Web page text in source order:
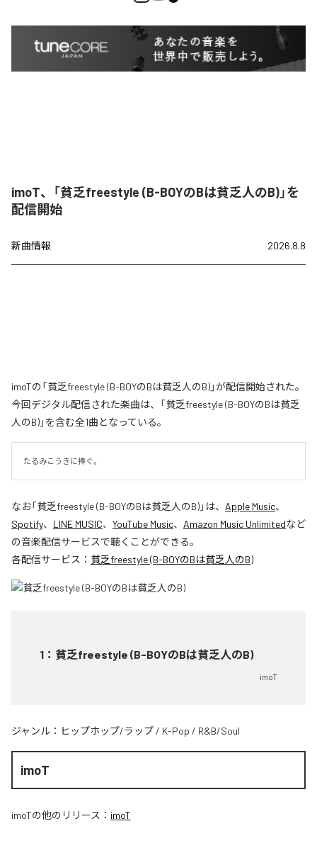
imoT、「貧乏freestyle (B-BOYのBは貧乏人のB)」を
配信開始
新曲情報 2026.8.8
imoTの「貧乏freestyle (B-BOYのBは貧乏人のB)」が配信開始された。
今回デジタル配信された楽曲は、「貧乏freestyle (B-BOYのBは貧乏
人のB)」を含む全1曲となっている。
たるみこうきに捧ぐ。
なお「貧乏freestyle (B-BOYのBは貧乏人のB)」は、 Apple Music、
Spotify、 LINE MUSIC、 YouTube Music、 Amazon Music Unlimitedなど
の音楽配信サービスで聴くことができる。
各配信サービス： 貧乏freestyle (B-BOYのBは貧乏人のB)
1 ： 貧乏freestyle (B-BOYのBは貧乏人のB)
imoT
ジャンル： ヒップホップ/ラップ / K-Pop / R&B/Soul
imoT
imoTの他のリリース： imoT